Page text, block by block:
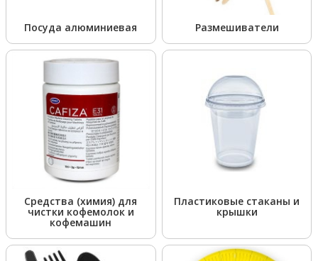
Посуда алюминиевая Размешиватели
Средства (химия) для
чистки кофемолок и
кофемашин
Пластиковые стаканы и
крышки